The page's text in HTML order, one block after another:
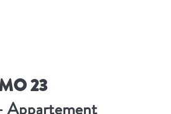
23